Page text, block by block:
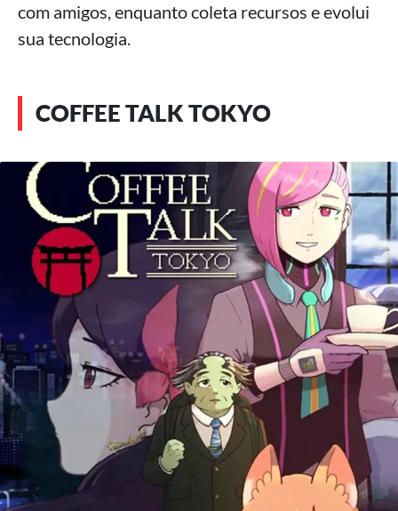
com amigos, enquanto coleta recursos e evolui
sua tecnologia.
COFFEE TALK TOKYO